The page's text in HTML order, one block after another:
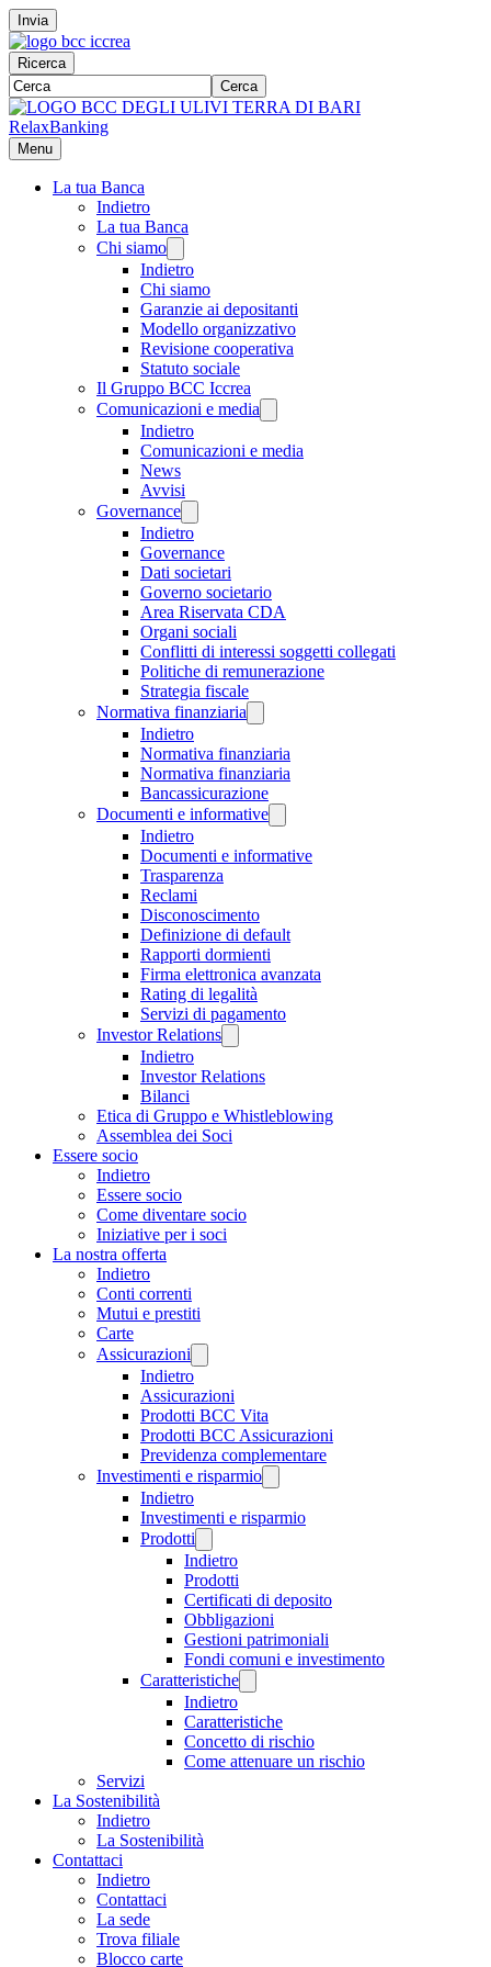
Invia
Ricerca
Cerca
RelaxBanking
Menu
La tua Banca
Indietro
La tua Banca
Chi siamo
Indietro
Chi siamo
Garanzie ai depositanti
Modello organizzativo
Revisione cooperativa
Statuto sociale
Il Gruppo BCC Iccrea
Comunicazioni e media
Indietro
Comunicazioni e media
News
Avvisi
Governance
Indietro
Governance
Dati societari
Governo societario
Area Riservata CDA
Organi sociali
Conflitti di interessi soggetti collegati
Politiche di remunerazione
Strategia fiscale
Normativa finanziaria
Indietro
Normativa finanziaria
Normativa finanziaria
Bancassicurazione
Documenti e informative
Indietro
Documenti e informative
Trasparenza
Reclami
Disconoscimento
Definizione di default
Rapporti dormienti
Firma elettronica avanzata
Rating di legalità
Servizi di pagamento
Investor Relations
Indietro
Investor Relations
Bilanci
Etica di Gruppo e Whistleblowing
Assemblea dei Soci
Essere socio
Indietro
Essere socio
Come diventare socio
Iniziative per i soci
La nostra offerta
Indietro
Conti correnti
Mutui e prestiti
Carte
Assicurazioni
Indietro
Assicurazioni
Prodotti BCC Vita
Prodotti BCC Assicurazioni
Previdenza complementare
Investimenti e risparmio
Indietro
Investimenti e risparmio
Prodotti
Indietro
Prodotti
Certificati di deposito
Obbligazioni
Gestioni patrimoniali
Fondi comuni e investimento
Caratteristiche
Indietro
Caratteristiche
Concetto di rischio
Come attenuare un rischio
Servizi
La Sostenibilità
Indietro
La Sostenibilità
Contattaci
Indietro
Contattaci
La sede
Trova filiale
Blocco carte